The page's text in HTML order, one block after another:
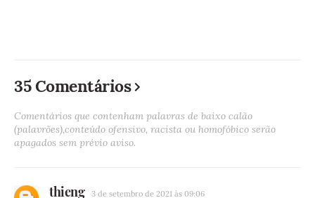
35 Comentários
Comentários que contenham palavras de baixo calão
(palavrões),conteúdo ofensivo, racista ou homofóbico serão
apagados sem prévio aviso.
thieng 3 de setembro de 2021 às 09:06